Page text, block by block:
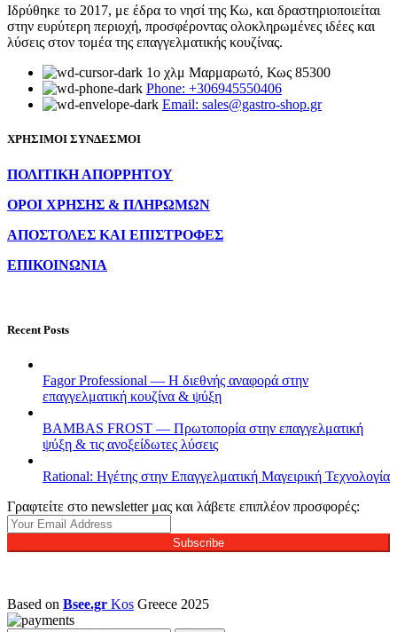
Ιδρύθηκε το 2017, με έδρα το νησί της Κω, και δραστηριοποιείται
στην ευρύτερη περιοχή, προσφέροντας ολοκληρωμένες ιδέες και
λύσεις στον τομέα της επαγγελματικής κουζίνας.
1ο χλμ Μαρμαρωτό, Κως 85300
Phone: +306945550406
Email: sales@gastro-shop.gr
ΧΡΗΣΙΜΟΙ ΣΥΝΔΕΣΜΟΙ
ΠΟΛΙΤΙΚΗ ΑΠΟΡΡΗΤΟΥ
ΟΡΟΙ ΧΡΗΣΗΣ & ΠΛΗΡΩΜΩΝ
ΑΠΟΣΤΟΛΕΣ ΚΑΙ ΕΠΙΣΤΡΟΦΕΣ
ΕΠΙΚΟΙΝΩΝΙΑ
Recent Posts
Fagor Professional — Η διεθνής αναφορά στην
επαγγελματική κουζίνα & ψύξη
BAMBAS FROST — Πρωτοπορία στην επαγγελματική
ψύξη & τις ανοξείδωτες λύσεις
Rational: Ηγέτης στην Επαγγελματική Μαγειρική Τεχνολογία
Γραφτείτε στο newsletter μας και λάβετε επιπλέον προσφορές:
Subscribe
Based on Bsee.gr Kos Greece 2025